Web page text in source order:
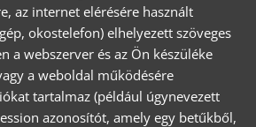
az internet elérésére használt
okostelefon) elhelyezett szöveges
a webszerver és az Ön készüléke
a weboldal működésére
tartalmaz (például úgynevezett
azonosítót, amely egy betűkből,